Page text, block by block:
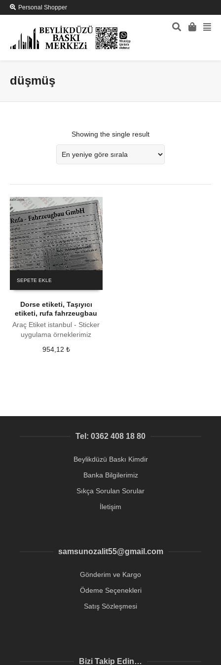
Personal Shopper
düşmüş
Showing the single result
SEPETE EKLE
Dorse etiketi, Taşıyıcı
etiketi, rufa fahrzeugbau
Araç Etiket istanbul - Sticker
uygulama örneklerimiz
954,12 ₺
Tel: 0362 408 18 80
Beylikdüzü Baskı Kimdir
Banka Bilgilerimiz
Sıkça Sorulan Sorular
İletişim
samsunozalit55@gmail.com
Gönderim ve Kargo
Ödeme Seçenekleri
Satış Sözleşmesi
Bizi Takip Edin…